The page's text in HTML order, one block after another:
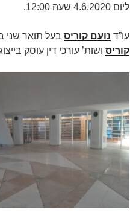
ליום 4.6.2020 שעה 12:00.
עו”ד נועם קוריס בעל תואר שני
קוריס ושות’ עורכי דין עוסק